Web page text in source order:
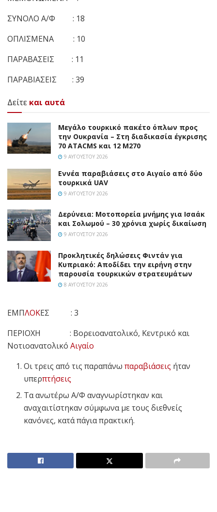
ΣΥΝΟΛΟ Α/Φ : 18
ΟΠΛΙΣΜΕΝΑ : 10
ΠΑΡΑΒΑΣΕΙΣ : 11
ΠΑΡΑΒΙΑΣΕΙΣ : 39
Δείτε και αυτά
Μεγάλο τουρκικό πακέτο όπλων προς
την Ουκρανία – Στη διαδικασία έγκρισης
70 ATACMS και 12 M270
9 ΑΥΓΟΎΣΤΟΥ 2026
Εννέα παραβιάσεις στο Αιγαίο από δύο
τουρκικά UAV
9 ΑΥΓΟΎΣΤΟΥ 2026
Δερύνεια: Μοτοπορεία μνήμης για Ισαάκ
και Σολωμού – 30 χρόνια χωρίς δικαίωση
9 ΑΥΓΟΎΣΤΟΥ 2026
Προκλητικές δηλώσεις Φιντάν για
Κυπριακό: Αποδίδει την ειρήνη στην
παρουσία τουρκικών στρατευμάτων
8 ΑΥΓΟΎΣΤΟΥ 2026
ΕΜΠΛΟΚΕΣ : 3
ΠΕΡΙΟΧΗ : Βορειοανατολικό, Κεντρικό και
Νοτιοανατολικό Αιγαίο
Οι τρεις από τις παραπάνωπαραβιάσεις ήταν
υπερπτήσεις
Τα ανωτέρω Α/Φ αναγνωρίστηκαν και
αναχαιτίστηκαν σύμφωνα με τους διεθνείς
κανόνες, κατά πάγια πρακτική.